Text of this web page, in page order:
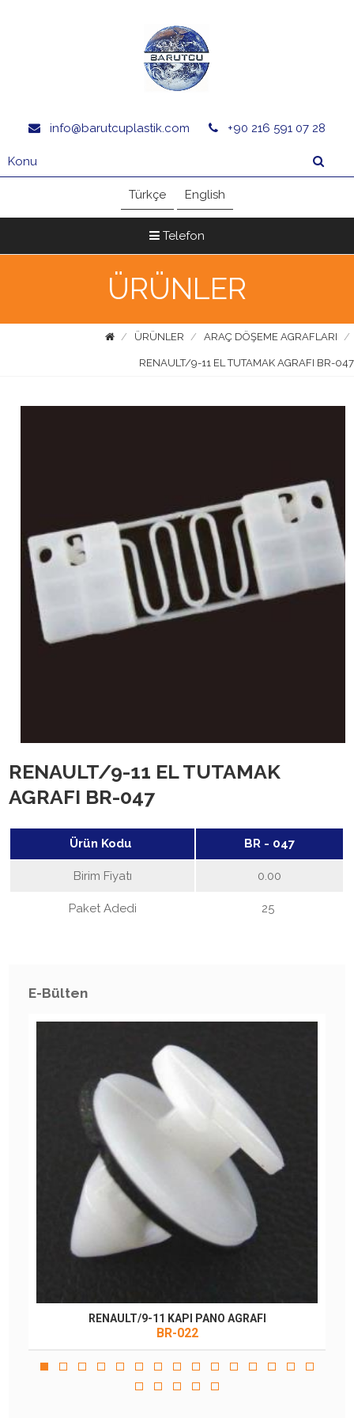
info@barutcuplastik.com +90 216 591 07 28
Türkçe English
Telefon
ÜRÜNLER
ÜRÜNLER ARAÇ DÖŞEME AGRAFLARI
RENAULT/9-11 EL TUTAMAK AGRAFI BR-047
RENAULT/9-11 EL TUTAMAK
AGRAFI BR-047
Ürün Kodu BR - 047
Birim Fiyatı 0.00
Paket Adedi 25
E-Bülten
RENAULT/9-11 KAPI PANO AGRAFI
BR-022